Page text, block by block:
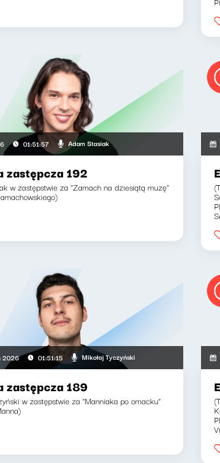
01:51:57 Adam Stasiak
zastępcza 192
w zastępstwie za "Zamach na dziesiątą muzę"
2026 01:51:15 Mikołaj Tyczyński
zastępcza 189
w zastępstwie za "Manniaka po omacku"